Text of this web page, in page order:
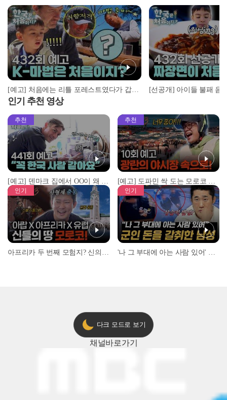
[예고] 처음에는 리틀 포레스트였다가 갑자기 해리포터(?)로 변모한 부자 여행?!
인기 추천 영상
추천
[예고] 덴마크 집에서 OO이 왜 나와...? 이상할 정도로 한국을 사랑하는 우리 형을 제보합니다!
추천
[예고] 도파민 싹 도는 모로코 야시장 투어!
인기 인기
다크 모드로 보기
채널바로가기